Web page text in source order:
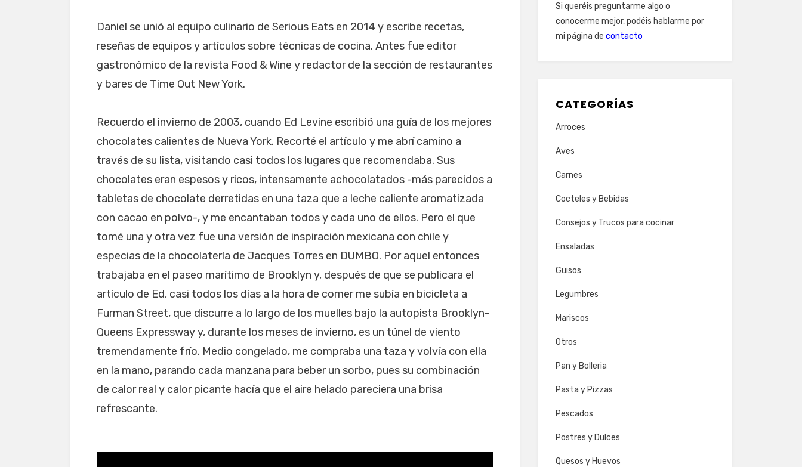
Daniel se unió al equipo culinario de Serious Eats en 2014 y escribe recetas,
reseñas de equipos y artículos sobre técnicas de cocina. Antes fue editor
gastronómico de la revista Food & Wine y redactor de la sección de restaurantes
y bares de Time Out New York.
Recuerdo el invierno de 2003, cuando Ed Levine escribió una guía de los mejores
chocolates calientes de Nueva York. Recorté el artículo y me abrí camino a
través de su lista, visitando casi todos los lugares que recomendaba. Sus
chocolates eran espesos y ricos, intensamente achocolatados -más parecidos a
tabletas de chocolate derretidas en una taza que a leche caliente aromatizada
con cacao en polvo-, y me encantaban todos y cada uno de ellos. Pero el que
tomé una y otra vez fue una versión de inspiración mexicana con chile y
especias de la chocolatería de Jacques Torres en DUMBO. Por aquel entonces
trabajaba en el paseo marítimo de Brooklyn y, después de que se publicara el
artículo de Ed, casi todos los días a la hora de comer me subía en bicicleta a
Furman Street, que discurre a lo largo de los muelles bajo la autopista Brooklyn-
Queens Expressway y, durante los meses de invierno, es un túnel de viento
tremendamente frío. Medio congelado, me compraba una taza y volvía con ella
en la mano, parando cada manzana para beber un sorbo, pues su combinación
de calor real y calor picante hacía que el aire helado pareciera una brisa
refrescante.
Si queréis preguntarme algo o
conocerme mejor, podéis hablarme por
mi página de contacto
CATEGORÍAS
Arroces
Aves
Carnes
Cocteles y Bebidas
Consejos y Trucos para cocinar
Ensaladas
Guisos
Legumbres
Mariscos
Otros
Pan y Bolleria
Pasta y Pizzas
Pescados
Postres y Dulces
Quesos y Huevos